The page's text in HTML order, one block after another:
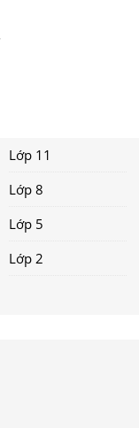
Lớp 11
Lớp 8
Lớp 5
Lớp 2